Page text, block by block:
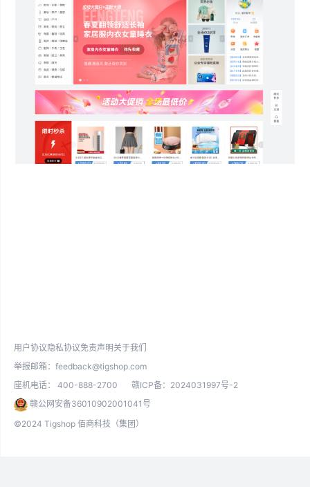
用户协议 隐私协议免责声明 关于我们
举报邮箱： feedback@tigshop.com
座机电话： 400-888-2700
赣ICP备：2024031997号-2
赣公网安备36010902001041号
©2024 Tigshop 佰商科技（集团）